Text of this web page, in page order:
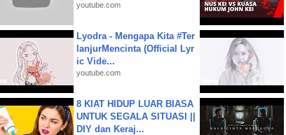
youtube.com
Lyodra - Mengapa Kita #Ter
lanjurMencinta (Official Lyr
ic Vide...
youtube.com
8 KIAT HIDUP LUAR BIASA
UNTUK SEGALA SITUASI ||
DIY dan Keraj...